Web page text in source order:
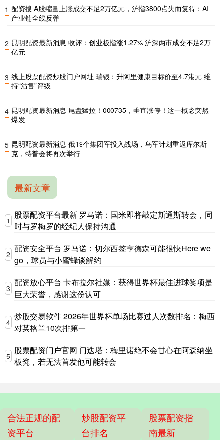
1 配资搜 A股缩量上涨成交不足2万亿元，沪指3800点失而复得：AI
产业链全线反弹
2 昆明配资最新消息 收评：创业板指涨1.27% 沪深两市成交不足2万
亿元
3 线上股票配资炒股门户网址 瑞银：升阿里健康目标价至4.7港元 维
持“沽售”评级
4 昆明配资最新消息 尾盘猛拉！000735，垂直涨停！这一概念突然
爆发
5 昆明配资最新消息 俄19个集团军投入战场，乌军计划重返库尔斯
克，特普会将再次举行
最新文章
1
股票配资平台最新 罗马诺：国米即将敲定斯通斯转会，同
时与罗梅罗的经纪人保持沟通
2
配资安全平台 罗马诺：切尔西签亨德森可能很快Here we
go，球员与小蜜蜂谈解约
3
配资放心平台 卡布拉尔社媒：获得世界杯最佳进球奖项是
巨大荣誉，感谢这份认可
4
炒股交易软件 2026年世界杯单场比赛过人次数排名：梅西
对英格兰10次排第一
5
股票配资门户官网 门迭塔：梅里诺绝不会甘心在阿森纳坐
板凳，若无法首发他可能转会
合法正规的配
资平台
炒股配资平
台排名
股票配资指
南最新